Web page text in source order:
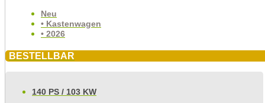
Neu
• Kastenwagen
• 2026
BESTELLBAR
140 PS / 103 KW